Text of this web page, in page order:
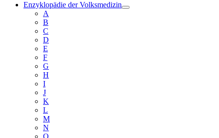
Enzyklopädie der Volksmedizin
A
B
C
D
E
F
G
H
I
J
K
L
M
N
O